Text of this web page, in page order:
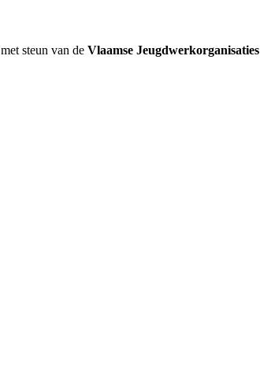
met steun van de Vlaamse Jeugdwerkorganisaties